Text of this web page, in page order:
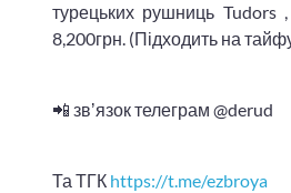
турецьких рушниць Tudors
8,200грн. (Підходить на
📲 звʼязок телеграм @derud
Та ТГК https://t.me/ezbroya